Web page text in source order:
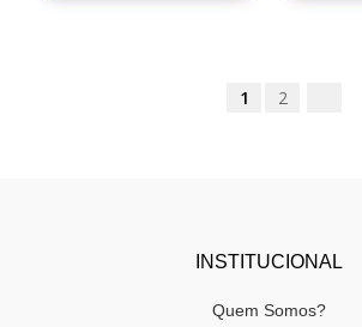
1 2
INSTITUCIONAL
Quem Somos?